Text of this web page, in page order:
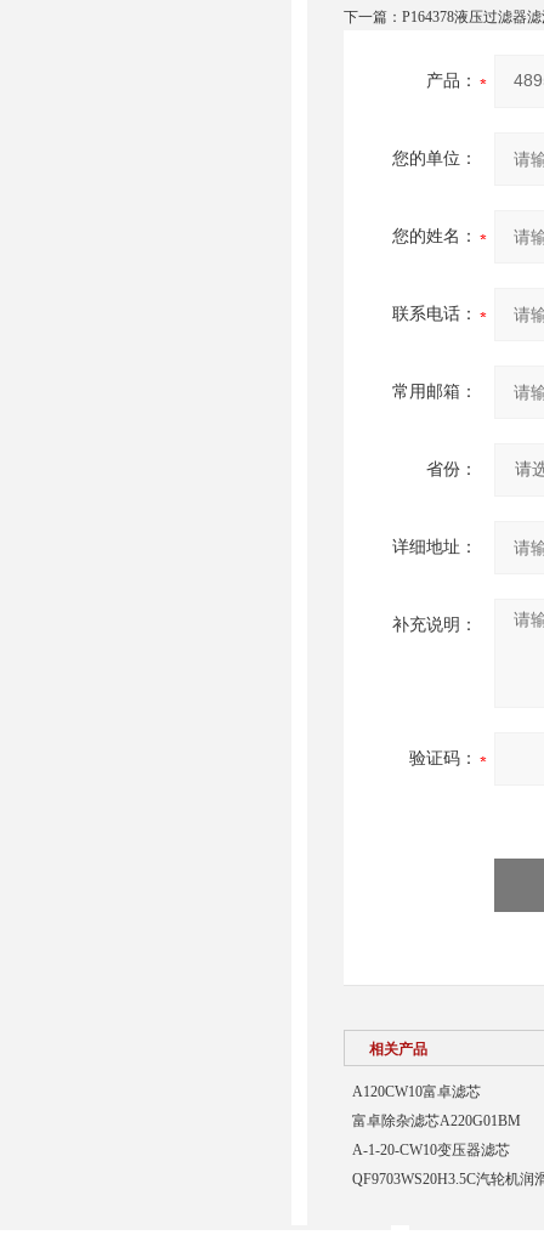
下一篇： P164378液压过滤器
产品：
您的单位：
您的姓名：
联系电话：
常用邮箱：
省份：
详细地址：
补充说明：
验证码：
相关产品
A120CW10富卓滤芯
富卓除杂滤芯A220G01BM
A-1-20-CW10变压器滤芯
QF9703WS20H3.5C汽轮机润